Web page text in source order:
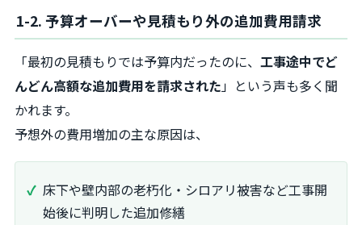
1-2. 予算オーバーや見積もり外の追加費用請求
「最初の見積もりでは予算内だったのに、 工事途中でど
んどん高額な追加費用を請求された 」という声も多く聞
かれます。
予想外の費用増加の主な原因は、
床下や壁内部の老朽化・シロアリ被害など工事開
始後に判明した追加修繕